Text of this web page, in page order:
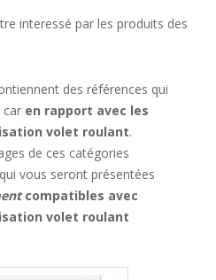
interessé par les produits des
des références qui
car en rapport avec les
volet roulant.
de ces catégories
vous seront présentées
compatibles avec
volet roulant